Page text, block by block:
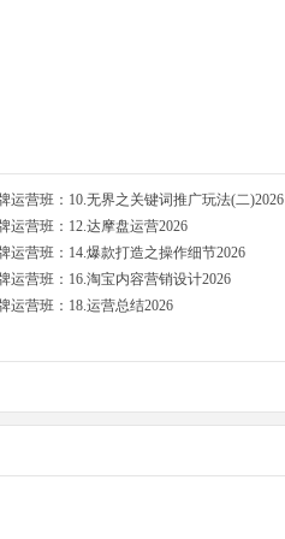
运营班：10.无界之关键词推广玩法(二)2026
运营班：12.达摩盘运营2026
运营班：14.爆款打造之操作细节2026
运营班：16.淘宝内容营销设计2026
运营班：18.运营总结2026